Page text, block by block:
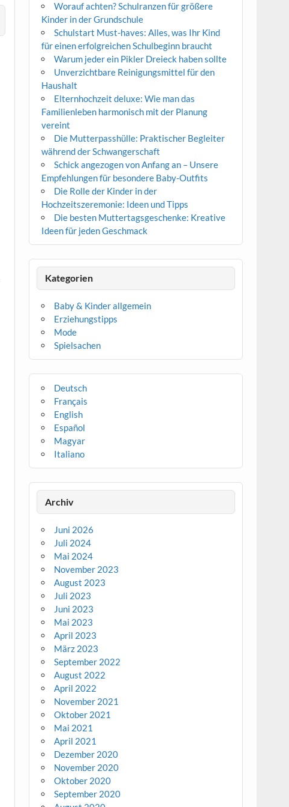
Worauf achten? Schulranzen für größere
Kinder in der Grundschule
Schulstart Must-haves: Alles, was Ihr Kind
für einen erfolgreichen Schulbeginn braucht
Warum jeder ein Pikler Dreieck haben sollte
Unverzichtbare Reinigungsmittel für den
Haushalt
Elternhochzeit deluxe: Wie man das
Familienleben harmonisch mit der Planung
vereint
Die Mutterpasshülle: Praktischer Begleiter
während der Schwangerschaft
Schick angezogen von Anfang an – Unsere
Empfehlungen für besondere Baby-Outfits
Die Rolle der Kinder in der
Hochzeitszeremonie: Ideen und Tipps
Die besten Muttertagsgeschenke: Kreative
Ideen für jeden Geschmack
Kategorien
Baby & Kinder allgemein
Erziehungstipps
Mode
Spielsachen
Deutsch
Français
English
Español
Magyar
Italiano
Archiv
Juni 2026
Juli 2024
Mai 2024
November 2023
August 2023
Juli 2023
Juni 2023
Mai 2023
April 2023
März 2023
September 2022
August 2022
April 2022
November 2021
Oktober 2021
Mai 2021
April 2021
Dezember 2020
November 2020
Oktober 2020
September 2020